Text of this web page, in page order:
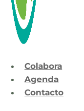
Colabora
Agenda
Contacto